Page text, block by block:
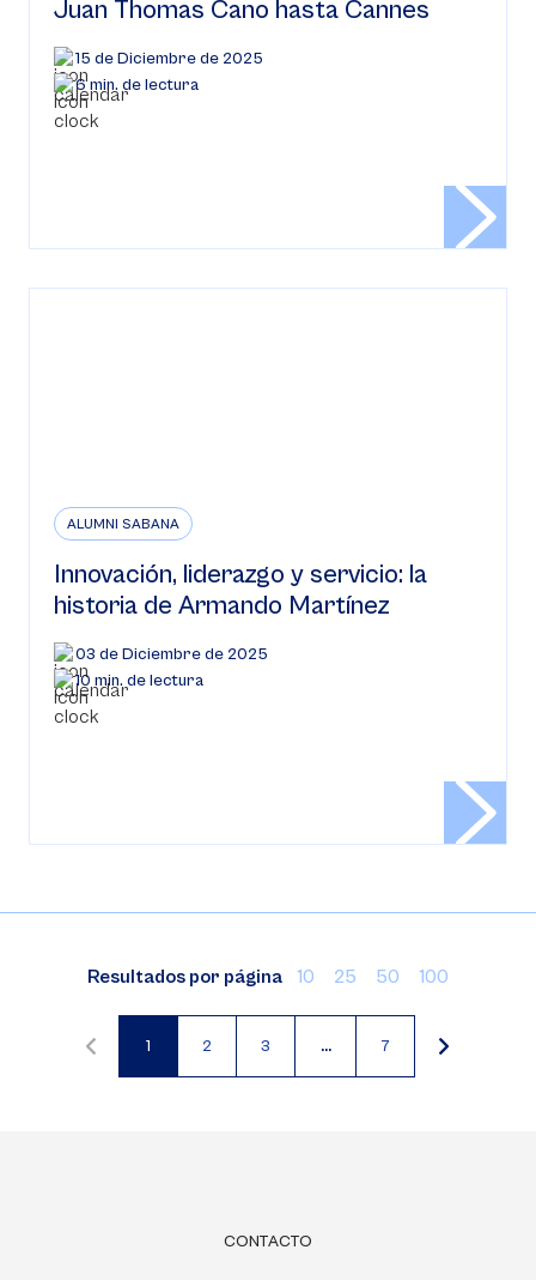
Juan Thomas Cano hasta Cannes
15 de Diciembre de 2025
6 min. de lectura
ALUMNI SABANA
Innovación, liderazgo y servicio: la
historia de Armando Martínez
03 de Diciembre de 2025
10 min. de lectura
Resultados por página 10 25 50 100
Página
1
Página
2
Página
3 … 7
CONTACTO